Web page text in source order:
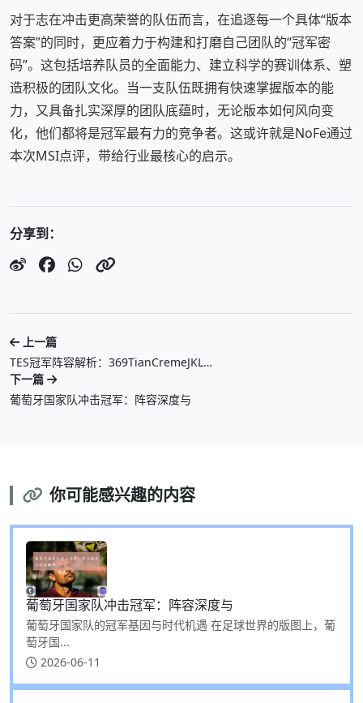
对于志在冲击更高荣誉的队伍而言，在追逐每一个具体“版本
答案”的同时，更应着力于构建和打磨自己团队的“冠军密
码”。这包括培养队员的全面能力、建立科学的赛训体系、塑
造积极的团队文化。当一支队伍既拥有快速掌握版本的能
力，又具备扎实深厚的团队底蕴时，无论版本如何风向变
化，他们都将是冠军最有力的竞争者。这或许就是NoFe通过
本次MSI点评，带给行业最核心的启示。
分享到：
上一篇
TES冠军阵容解析：369TianCremeJKL…
下一篇
葡萄牙国家队冲击冠军：阵容深度与
你可能感兴趣的内容
葡萄牙国家队冲击冠军：阵容深度与
葡萄牙国家队的冠军基因与时代机遇 在足球世界的版图上，葡
萄牙国...
2026-06-11